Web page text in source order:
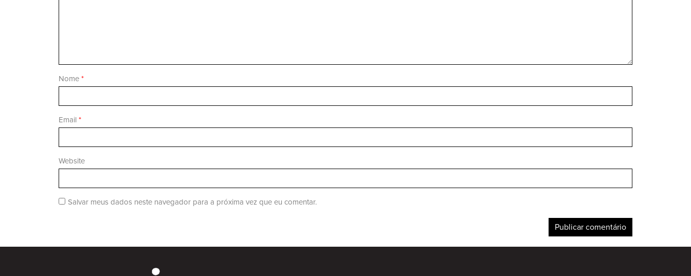
Nome *
Email *
Website
Salvar meus dados neste navegador para a próxima vez que eu comentar.